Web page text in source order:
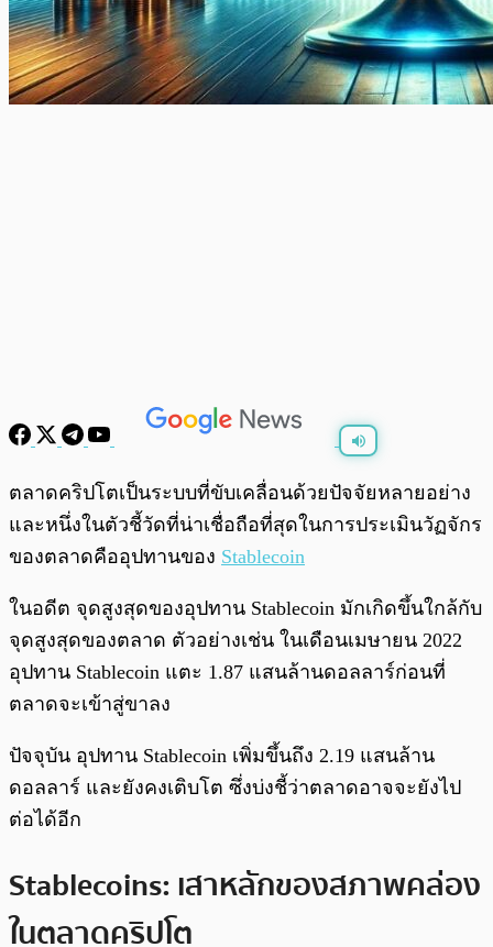
พร้อมเล่น
ตลาดคริปโตเป็นระบบที่ขับเคลื่อนด้วยปัจจัยหลายอย่าง
และหนึ่งในตัวชี้วัดที่น่าเชื่อถือที่สุดในการประเมินวัฏจักร
ของตลาดคืออุปทานของ Stablecoin
ในอดีต จุดสูงสุดของอุปทาน Stablecoin มักเกิดขึ้นใกล้กับ
จุดสูงสุดของตลาด ตัวอย่างเช่น ในเดือนเมษายน 2022
อุปทาน Stablecoin แตะ 1.87 แสนล้านดอลลาร์ก่อนที่
ตลาดจะเข้าสู่ขาลง
ปัจจุบัน อุปทาน Stablecoin เพิ่มขึ้นถึง 2.19 แสนล้าน
ดอลลาร์ และยังคงเติบโต ซึ่งบ่งชี้ว่าตลาดอาจจะยังไป
ต่อได้อีก
Stablecoins: เสาหลักของสภาพคล่อง
ในตลาดคริปโต